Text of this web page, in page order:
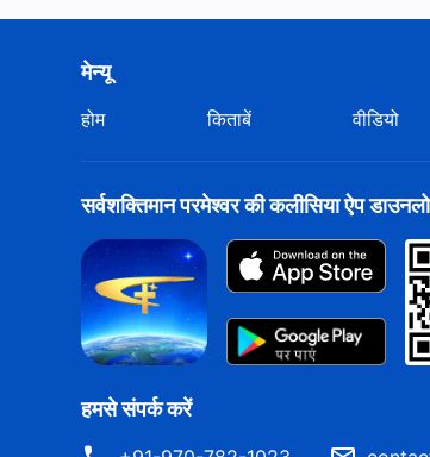
मेन्यू
होम किताबें वीडियो
सर्वशक्तिमान परमेश्वर की कलीसिया ऐप
हमसे संपर्क करें